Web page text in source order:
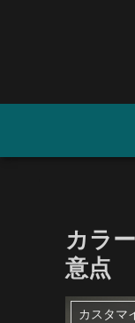
カラ
意点
カスタマ